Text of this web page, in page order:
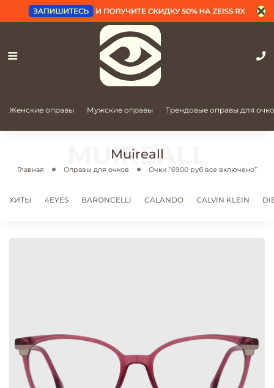
Женские оправы Мужские оправы Трендовые оправы для
Muireall
Главная Оправы для очков Очки “6900 руб все включено”
ХИТЫ 4EYES BARONCELLI CALANDO CALVIN KLEIN